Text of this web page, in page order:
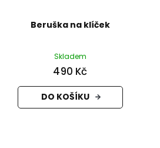
Beruška na klíček
Skladem
490 Kč
DO KOŠÍKU